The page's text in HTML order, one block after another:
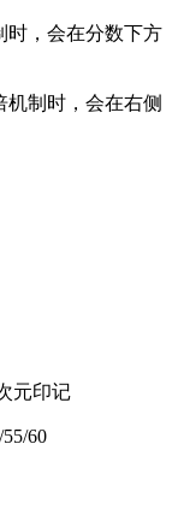
时，会在分数下方
制时，会在右侧
元印记
60